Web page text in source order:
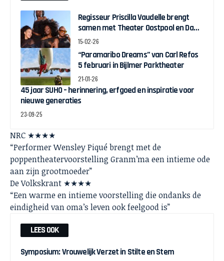
Regisseur Priscilla Vaudelle brengt
samen met Theater Oostpool en Dawn
Collective BLACK JOY naar het theater
15-02-26
“Paramaribo Dreams” van Carl Refos
5 februari in Bijlmer Parktheater
21-01-26
45 jaar SUHO – herinnering, erfgoed en inspiratie voor
nieuwe generaties
23-09-25
NRC ★★★★
“Performer Wensley Piqué brengt met de
poppentheatervoorstelling Granm’ma een intieme ode
aan zijn grootmoeder”
De Volkskrant ★★★★
“Een warme en intieme voorstelling die ondanks de
eindigheid van oma’s leven ook feelgood is”
LEES OOK
Symposium: Vrouwelijk Verzet in Stilte en Stem